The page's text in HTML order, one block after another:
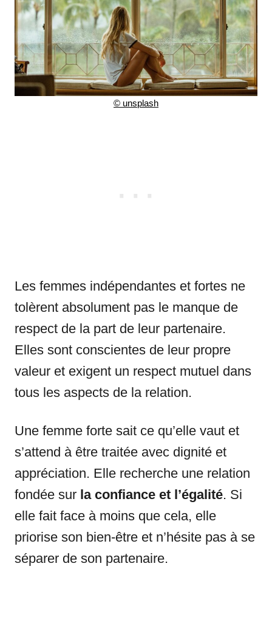
© unsplash
Les femmes indépendantes et fortes ne
tolèrent absolument pas le manque de
respect de la part de leur partenaire.
Elles sont conscientes de leur propre
valeur et exigent un respect mutuel dans
tous les aspects de la relation.
Une femme forte sait ce qu’elle vaut et
s’attend à être traitée avec dignité et
appréciation. Elle recherche une relation
fondée sur la confiance et l’égalité. Si
elle fait face à moins que cela, elle
priorise son bien-être et n’hésite pas à se
séparer de son partenaire.